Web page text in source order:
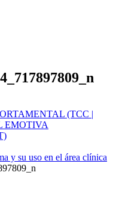
(TCC |
EMOTIVA
y su uso en el área clínica